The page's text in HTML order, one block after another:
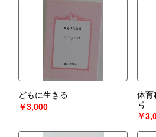
どもに生きる
￥3,000
体
号
￥